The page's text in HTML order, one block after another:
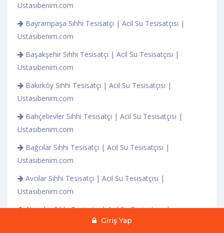
Giriş Yap
Ustasıbenim.com
Bayrampaşa Sıhhi Tesisatçı | Acil Su Tesisatçısı |
Ustasıbenim.com
Başakşehir Sıhhi Tesisatçı | Acil Su Tesisatçısı |
Ustasıbenim.com
Bakırköy Sıhhi Tesisatçı | Acil Su Tesisatçısı |
Ustasıbenim.com
Bahçelievler Sıhhi Tesisatçı | Acil Su Tesisatçısı |
Ustasıbenim.com
Bağcılar Sıhhi Tesisatçı | Acil Su Tesisatçısı |
Ustasıbenim.com
Avcılar Sıhhi Tesisatçı | Acil Su Tesisatçısı |
Ustasıbenim.com
Ataşehir Sıhhi Tesisatçı | Acil Su Tesisatçısı |